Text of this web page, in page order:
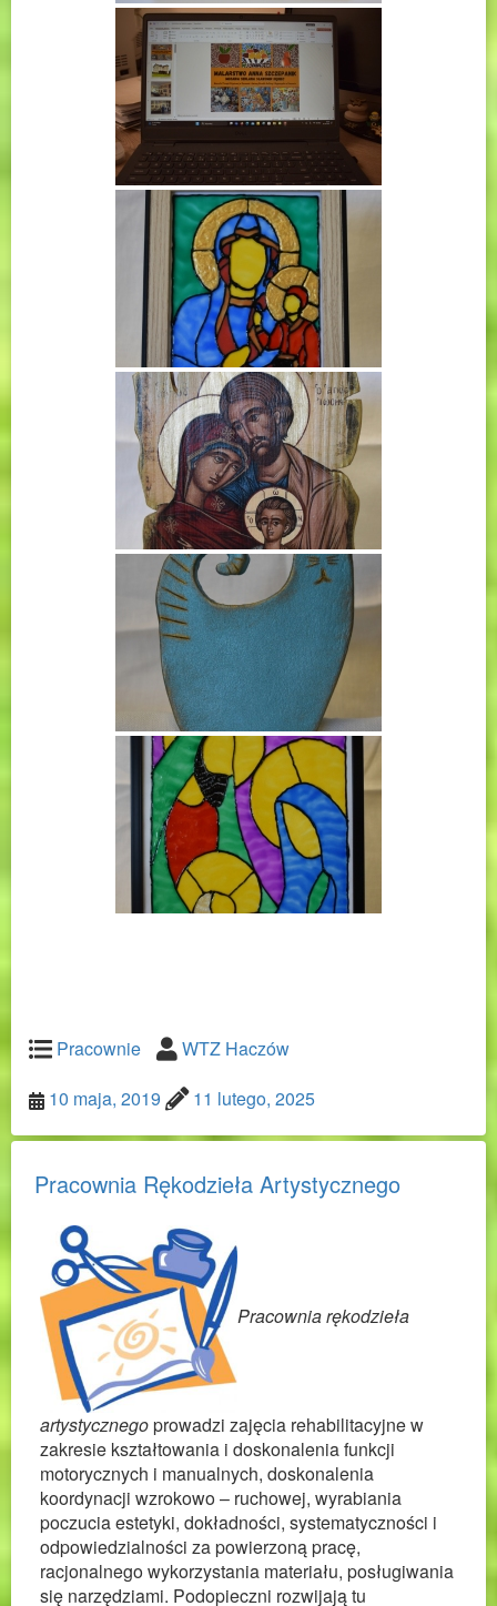
Pracownie
WTZ Haczów
10 maja, 2019
11 lutego, 2025
Pracownia Rękodzieła Artystycznego
Pracownia rękodzieła
artystycznegoprowadzi zajęcia rehabilitacyjne w
zakresie kształtowania i doskonalenia funkcji
motorycznych i manualnych, doskonalenia
koordynacji wzrokowo – ruchowej, wyrabiania
poczucia estetyki, dokładności, systematyczności i
odpowiedzialności za powierzoną pracę,
racjonalnego wykorzystania materiału, posługiwania
się narzędziami. Podopieczni rozwijają tu